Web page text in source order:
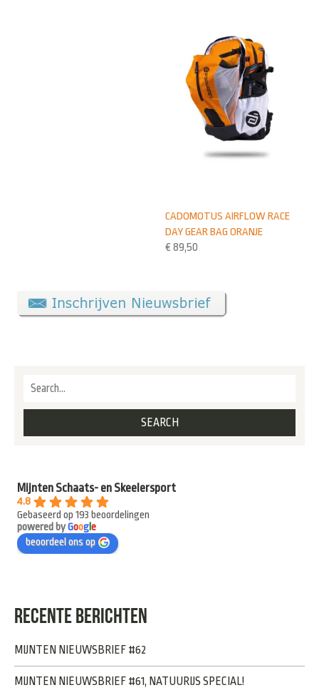
CADOMOTUS AIRFLOW RACE
DAY GEAR BAG ORANJE
€ 89,50
Mijnten Schaats- en Skeelersport
4.8
Gebaseerd op 193 beoordelingen
powered byGooge
beoordeel ons op
RECENTE BERICHTEN
MIJNTEN NIEUWSBRIEF #62
MIJNTEN NIEUWSBRIEF #61, NATUURIJS SPECIAL!